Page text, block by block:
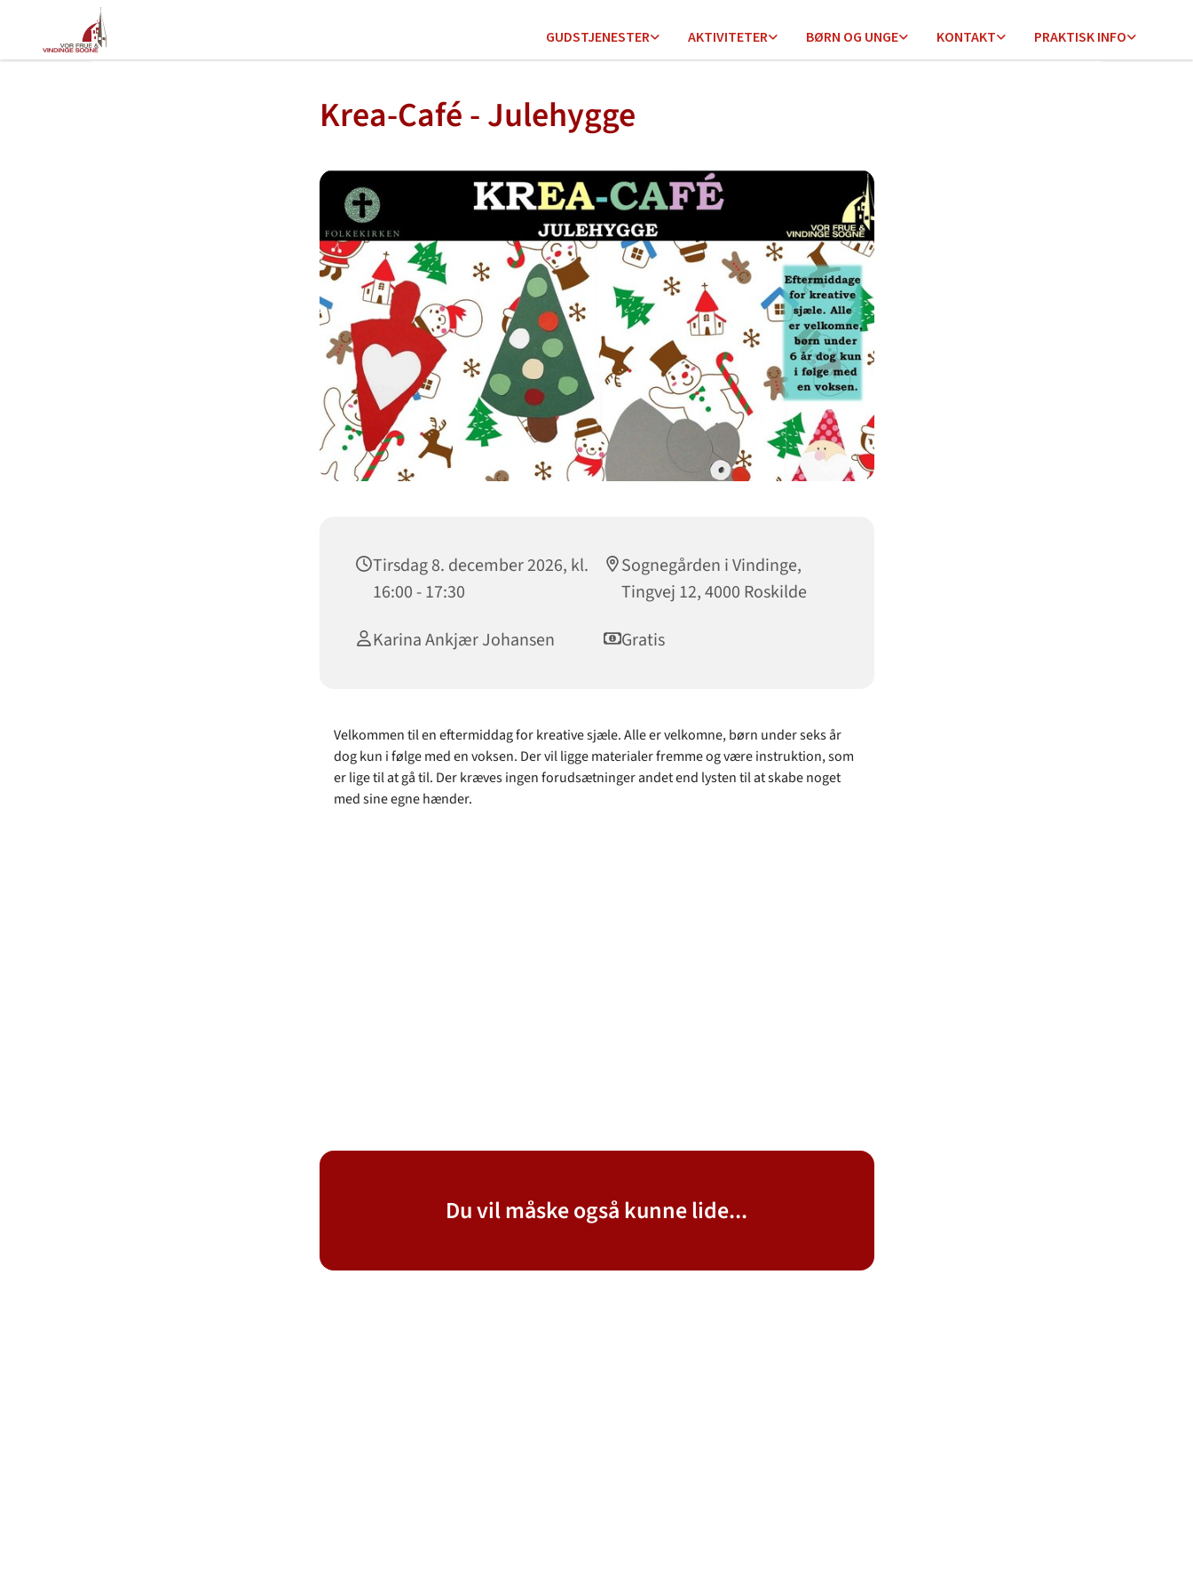
GUDSTJENESTER AKTIVITETER BØRN OG UNGE KONTAKT PRAKTISK INFO
Krea-Café - Julehygge
Tirsdag 8. december 2026, kl.
16:00 - 17:30
Sognegården i Vindinge,
Tingvej 12, 4000 Roskilde
Karina Ankjær Johansen
Gratis
Velkommen til en eftermiddag for kreative sjæle. Alle er velkomne, børn under seks år
dog kun i følge med en voksen. Der vil ligge materialer fremme og være instruktion, som
er lige til at gå til. Der kræves ingen forudsætninger andet end lysten til at skabe noget
med sine egne hænder.
Du vil måske også kunne lide...